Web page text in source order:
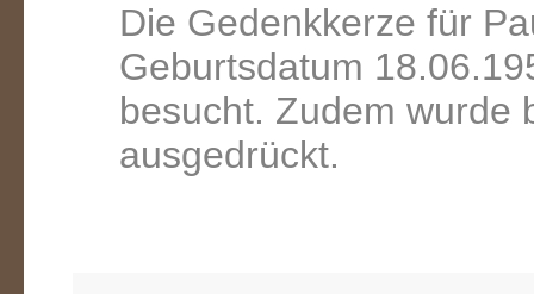
Die Gedenkkerze für
Geburtsdatum
besucht. Zudem wurde
ausgedrückt.